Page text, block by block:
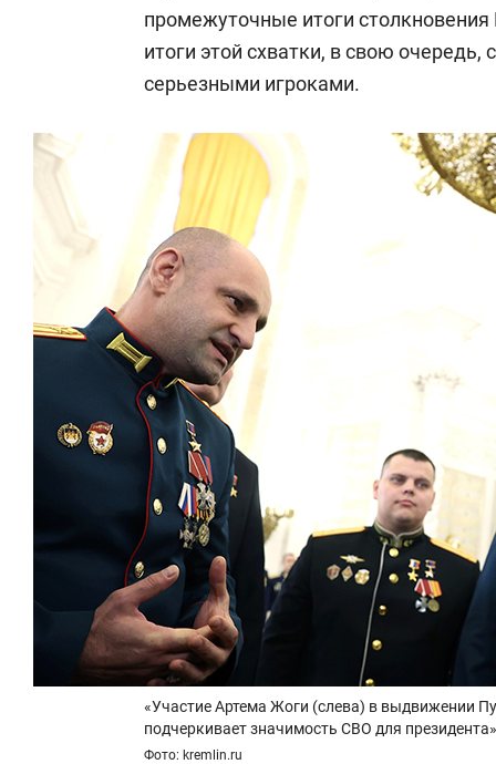
Болотова от власти.
промежуточные итоги
итоги этой схватки, в свою очередь,
серьезными игроками.
«Участие Артема Жоги (слева) в выдвижении
подчеркивает значимость СВО для президента»
Фото: kremlin.ru